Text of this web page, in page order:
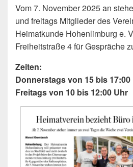
Vom 7. November 2025 an
und freitags Mitglieder des
Heimatkunde Hohenlimburg e.
Freiheitstraße 4 für Gespräche
Zeiten:
Donnerstags von 15 bis 17:00
Freitags von 10 bis 12:00 Uhr